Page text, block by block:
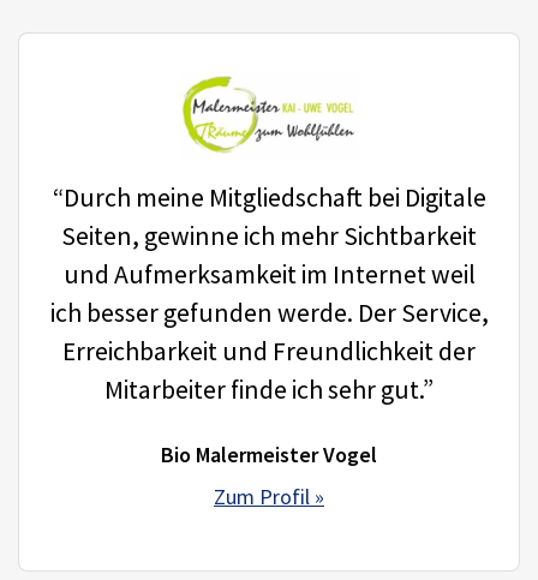
“Durch meine Mitgliedschaft bei Digitale
Seiten, gewinne ich mehr Sichtbarkeit
und Aufmerksamkeit im Internet weil
ich besser gefunden werde. Der Service,
Erreichbarkeit und Freundlichkeit der
Mitarbeiter finde ich sehr gut.”
Bio Malermeister Vogel
Zum Profil »